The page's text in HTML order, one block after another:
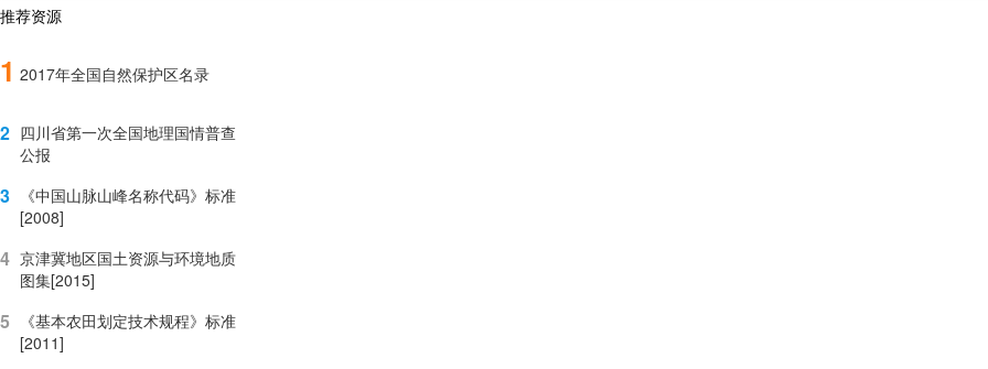
推荐资源
1 2017年全国自然保护区名录
2 四川省第一次全国地理国情普查
公报
3
《中国山脉山峰名称代码》标准
[2008]
4 京津冀地区国土资源与环境地质
图集[2015]
5
《基本农田划定技术规程》标准
[2011]